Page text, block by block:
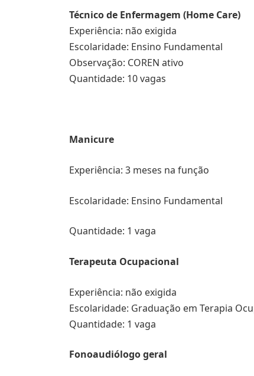
Técnico de Enfermagem (Home Care)
Experiência: não exigida
Escolaridade: Ensino Fundamental
Observação: COREN ativo
Quantidade: 10 vagas
Manicure
Experiência: 3 meses na função
Escolaridade: Ensino Fundamental
Quantidade: 1 vaga
Terapeuta Ocupacional
Experiência: não exigida
Escolaridade: Graduação em Terapia
Quantidade: 1 vaga
Fonoaudiólogo geral